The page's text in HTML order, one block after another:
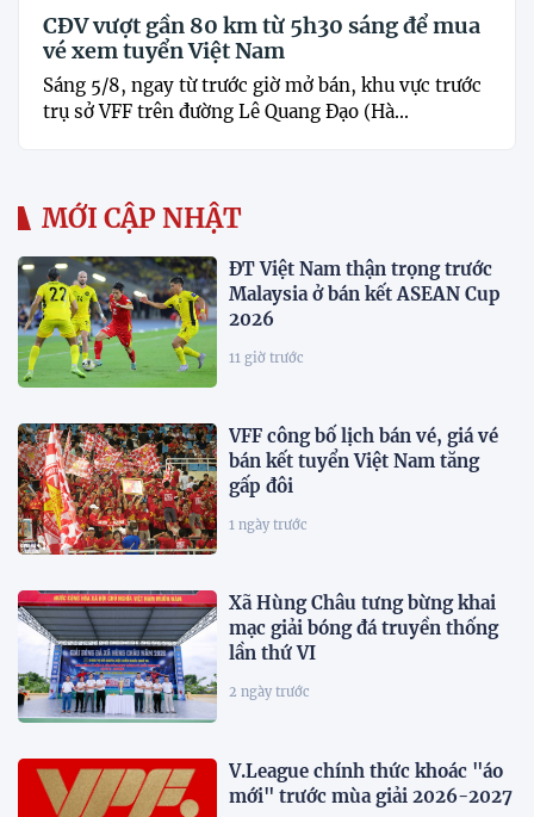
CĐV vượt gần 80 km từ 5h30 sáng để mua
vé xem tuyển Việt Nam
Sáng 5/8, ngay từ trước giờ mở bán, khu vực trước
trụ sở VFF trên đường Lê Quang Đạo (Hà...
MỚI CẬP NHẬT
ĐT Việt Nam thận trọng trước
Malaysia ở bán kết ASEAN Cup
2026
11 giờ trước
VFF công bố lịch bán vé, giá vé
bán kết tuyển Việt Nam tăng
gấp đôi
1 ngày trước
Xã Hùng Châu tưng bừng khai
mạc giải bóng đá truyền thống
lần thứ VI
2 ngày trước
V.League chính thức khoác "áo
mới" trước mùa giải 2026-2027